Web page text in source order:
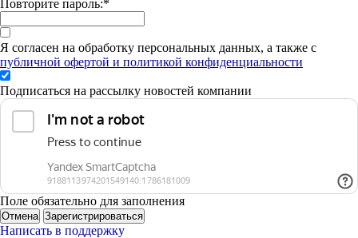
Повторите пароль:*
Я согласен на обработку персональных данных, а также с
публичной офертой и политикой конфиденциальности
Подписаться на рассылку новостей компании
Поле обязательно для заполнения
Отмена Зарегистрироваться
Написать в поддержку